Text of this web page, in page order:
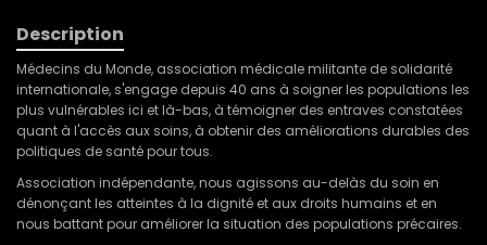
Description
Médecins du Monde, association médicale militante de solidarité
internationale, s'engage depuis 40 ans à soigner les populations les
plus vulnérables ici et là-bas, à témoigner des entraves constatées
quant à l'accès aux soins, à obtenir des améliorations durables des
politiques de santé pour tous.
Association indépendante, nous agissons au-delàs du soin en
dénonçant les atteintes à la dignité et aux droits humains et en
nous battant pour améliorer la situation des populations précaires.